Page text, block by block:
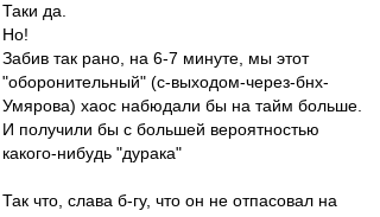
Таки да.
Но!
Забив так рано, на 6-7 минуте, мы этот
"оборонительный" (с-выходом-через-бнх-
Умярова) хаос набюдали бы на тайм больше.
И получили бы с большей вероятностью
какого-нибудь "дурака"
Так что, слава б-гу, что он не отпасовал на